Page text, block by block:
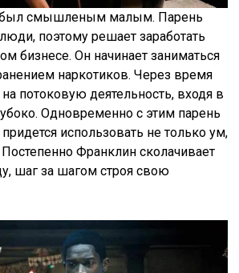
был смышленым малым. Парень
поэтому решает заработать
бизнесе. Он начинает заниматься
наркотиков. Через время
потоковую деятельность, входя в
Одновременно с этим парень
использовать не только ум,
Франклин сколачивает
шаг за шагом строя свою